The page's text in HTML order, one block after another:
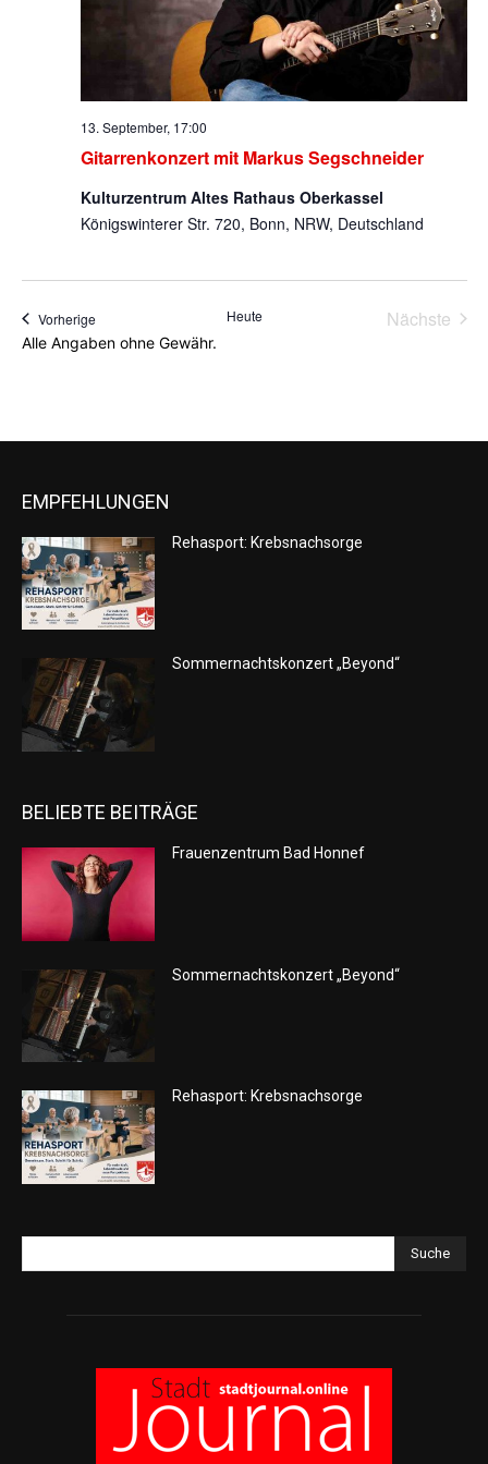
Gitarrenkonzert mit Markus Segschneider
13. September, 17:00
Kulturzentrum Altes Rathaus Oberkassel
Königswinterer Str. 720, Bonn, NRW, Deutschland
VorherigeVeranstaltungen Heute
Nächste
Alle Angaben ohne Gewähr.
EMPFEHLUNGEN
Rehasport: Krebsnachsorge
Sommernachtskonzert „Beyond“
BELIEBTE BEITRÄGE
Frauenzentrum Bad Honnef
Sommernachtskonzert „Beyond“
Rehasport: Krebsnachsorge
Suche